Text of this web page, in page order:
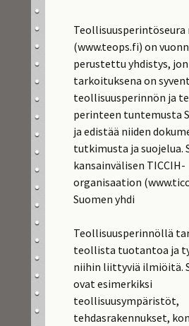
Teollisuusperintöseura
(www.teops.fi) on
perustettu yhdistys,
tarkoituksena on
teollisuusperinnön ja
perinteen tuntemusta
ja edistää niiden
tutkimusta ja suojelua.
kansainvälisen TICCIH-
organisaation
Suomen yhdi
Teollisuusperinnöllä
teollista tuotantoa ja
niihin liittyviä ilmiöitä.
ovat esimerkiksi
teollisuusympäristöt,
tehdasrakennukset,